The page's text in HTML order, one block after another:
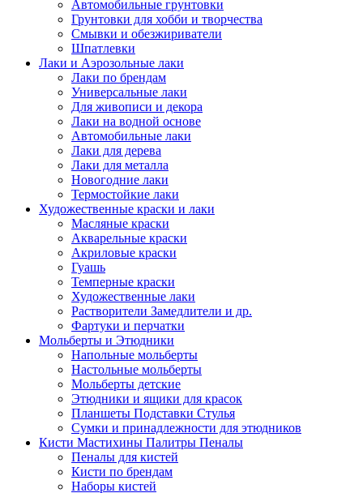
Автомобильные грунтовки
Грунтовки для хобби и творчества
Смывки и обезжириватели
Шпатлевки
Лаки и Аэрозольные лаки
Лаки по брендам
Универсальные лаки
Для живописи и декора
Лаки на водной основе
Автомобильные лаки
Лаки для дерева
Лаки для металла
Новогодние лаки
Термостойкие лаки
Художественные краски и лаки
Масляные краски
Акварельные краски
Акриловые краски
Гуашь
Темперные краски
Художественные лаки
Растворители Замедлители и др.
Фартуки и перчатки
Мольберты и Этюдники
Напольные мольберты
Настольные мольберты
Мольберты детские
Этюдники и ящики для красок
Планшеты Подставки Стулья
Сумки и принадлежности для этюдников
Кисти Мастихины Палитры Пеналы
Пеналы для кистей
Кисти по брендам
Наборы кистей